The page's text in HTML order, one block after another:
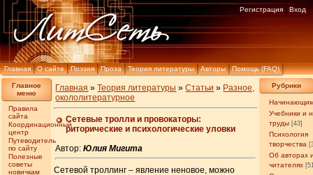
Главная О сайте Поэзия Проза Теория литературы Авторы Помощь (FAQ)
Регистрация Вход
Главное
меню
Правила
сайта
Координационный
центр
Путеводитель
по сайту
Полезные
советы
новичкам
Рубрики
Учебники и
труды [43]
Психология
творчества
Об авторах
читателях
Главная »Теория литературы »Статьи » Разное,
окололитературное
Сетевые тролли и провокаторы:
риторические и психологические уловки
Автор:Юлия Мигита
Сетевой троллинг – явление неновое, можно